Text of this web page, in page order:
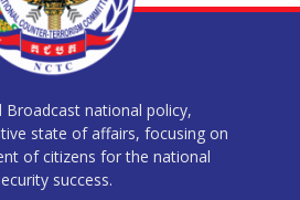
Broadcast national policy,
state of affairs, focusing on
of citizens for the national
success.